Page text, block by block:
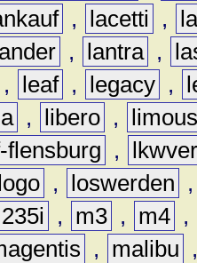
, lacetti ,
lander , lantra ,
, leaf , legacy ,
, libero ,
flensburg ,
logo , loswerden
, m3 , m4 ,
, malibu